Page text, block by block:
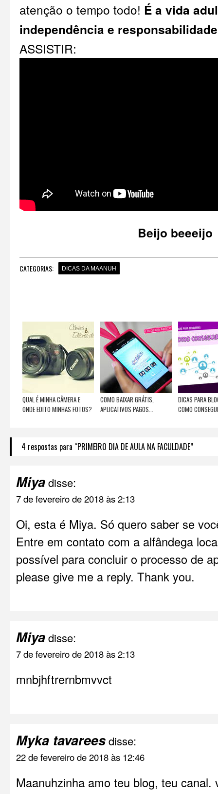
atenção o tempo todo! É a vida
independência e
ASSISTIR:
Beijo beeeijo
CATEGORIAS: DICAS DA MAANUH
QUAL É MINHA CÂMERA E
ONDE EDITO MINHAS FOTOS?
COMO BAIXAR GRÁTIS,
APLICATIVOS PAGOS...
DICAS PARA
COMO
4 respostas para “PRIMEIRO DIA DE AULA NA FACULDADE”
Miyadisse:
7 de fevereiro de 2018 às 2:13
Oi, esta é Miya. Só quero saber se
Entre em contato com a alfândega
possível para concluir o processo de
please give me a reply. Thank you.
Miyadisse:
7 de fevereiro de 2018 às 2:13
mnbjhftrernbmvvct
Myka tavareesdisse:
22 de fevereiro de 2018 às 12:46
Maanuhzinha amo teu blog, teu